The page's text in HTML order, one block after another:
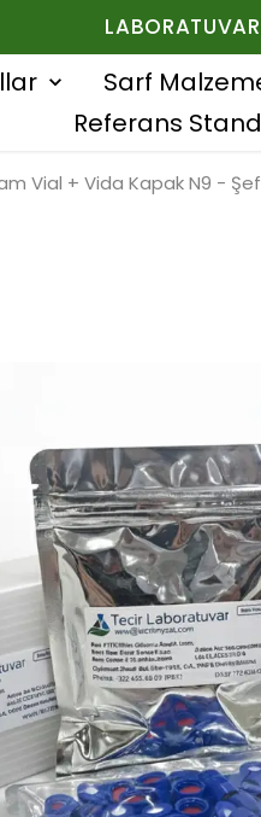
Sarf
Referans
Vial + Vida Kapak N9 -